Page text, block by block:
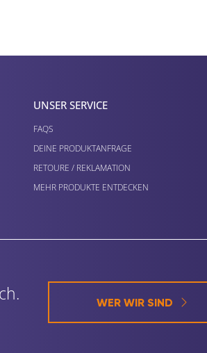
UNSER SERVICE
FAQS
DEINE PRODUKTANFRAGE
RETOURE / REKLAMATION
MEHR PRODUKTE ENTDECKEN
WER WIR SIND